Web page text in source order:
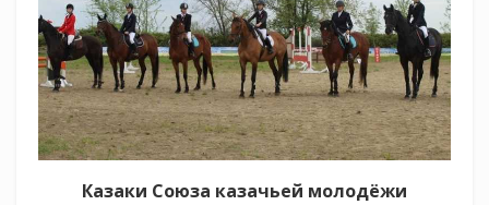
Казаки Союза казачьей молодёжи